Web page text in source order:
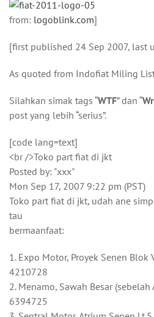
from: logoblink.com]
[first published 24 Sep 2007, last
As quoted from Indofiat Miling
Silahkan simak tags “WTF” dan “
post yang lebih “serius”.
[code lang=text]
<br />Toko part fiat di jkt
Posted by: "xxx"
Mon Sep 17, 2007 9:22 pm (PST)
Toko part fiat di jkt, udah ane
tau
bermaanfaat:
1. Expo Motor, Proyek Senen Blok
4210728
2. Menamo, Sawah Besar
6394725